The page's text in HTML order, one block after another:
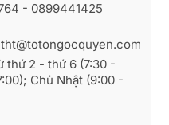
- 0899441425
thứ 2 - thứ 6 (7:30 -
Chủ Nhật (9:00 -